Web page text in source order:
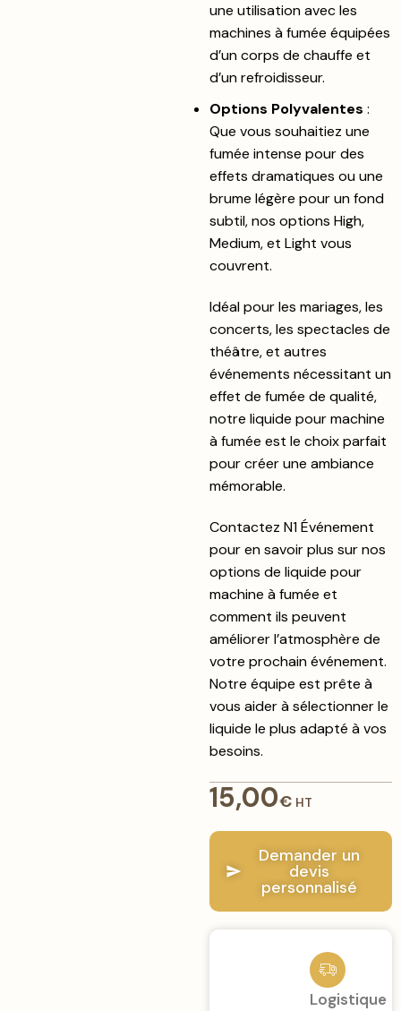
une utilisation avec les
machines à fumée équipées
d’un corps de chauffe et
d’un refroidisseur.
Options Polyvalentes :
Que vous souhaitiez une
fumée intense pour des
effets dramatiques ou une
brume légère pour un fond
subtil, nos options High,
Medium, et Light vous
couvrent.
Idéal pour les mariages, les
concerts, les spectacles de
théâtre, et autres
événements nécessitant un
effet de fumée de qualité,
notre liquide pour machine
à fumée est le choix parfait
pour créer une ambiance
mémorable.
Contactez N1 Événement
pour en savoir plus sur nos
options de liquide pour
machine à fumée et
comment ils peuvent
améliorer l’atmosphère de
votre prochain événement.
Notre équipe est prête à
vous aider à sélectionner le
liquide le plus adapté à vos
besoins.
15,00€ HT
Demander un
devis
personnalisé
Logistique